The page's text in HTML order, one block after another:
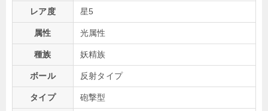
レア度 星5
属性 光属性
種族 妖精族
ボール 反射タイプ
タイプ 砲撃型